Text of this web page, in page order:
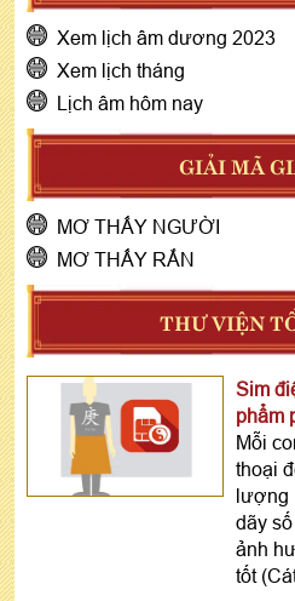
Xem lịch âm dương 2023
Xem lịch tháng
Lịch âm hôm nay
GIẢI MÃ
MƠ THẤY NGƯỜI
MƠ THẤY RẮN
THƯ VIỆN
Sim
phẩm
Mỗi
thoại
lượng
dãy
ảnh
tốt